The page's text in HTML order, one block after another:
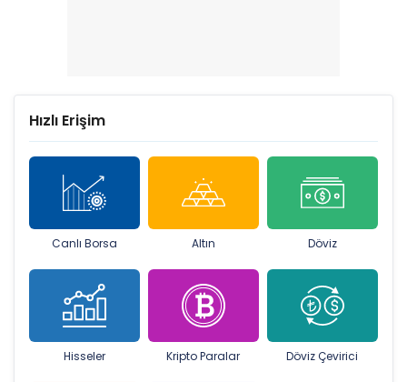
Hızlı Erişim
Canlı Borsa Altın Döviz
Hisseler Kripto Paralar Döviz Çevirici